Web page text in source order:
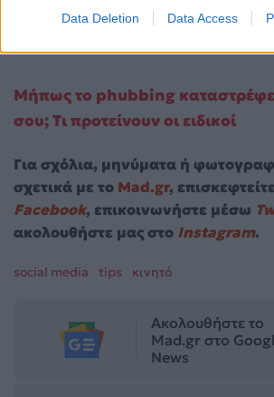
Data Deletion Data Access
Μήπως το phubbing
σου; Τι προτείνουν οι ειδικοί
Για σχόλια, μηνύματα ή
σχετικά με το Mad.gr,
Facebook, επικοινωνήστε μέσω
ακολουθήστε μας στο Instagram.
social media tips κινητό
Ακολουθήστε το
Mad.gr στο
News